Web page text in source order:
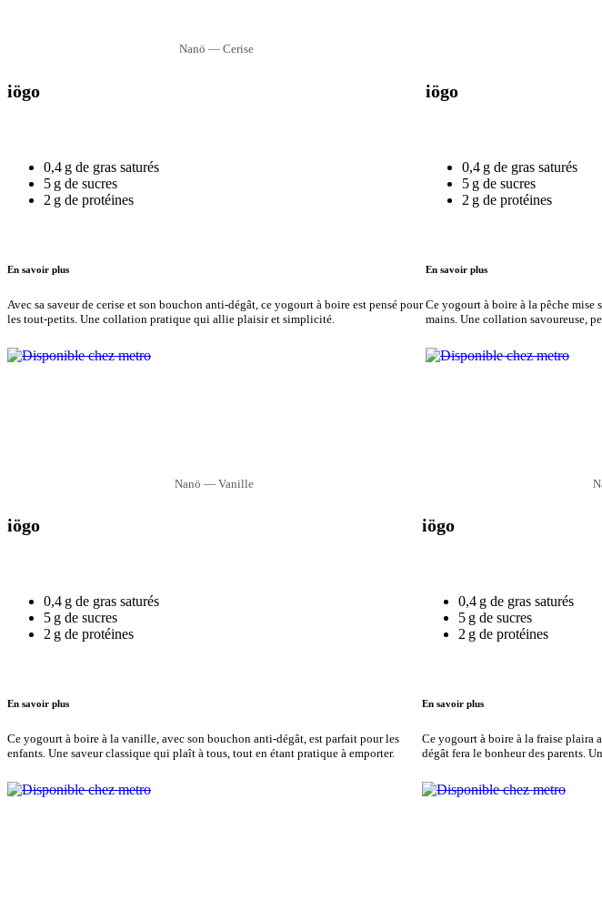
Nanö — Cerise
iögo
0,4 g de gras saturés
5 g de sucres
2 g de protéines
En savoir plus
Avec sa saveur de cerise et son bouchon anti-dégât, ce yogourt à boire est pensé pour
les tout-petits. Une collation pratique qui allie plaisir et simplicité.
iögo
0,4 g de gras saturés
5 g de sucres
2 g de protéines
En savoir plus
Ce yogourt à boire à la pêche
mains. Une collation savoureuse,
Nanö — Vanille
iögo
0,4 g de gras saturés
5 g de sucres
2 g de protéines
En savoir plus
Ce yogourt à boire à la vanille, avec son bouchon anti-dégât, est parfait pour les
enfants. Une saveur classique qui plaît à tous, tout en étant pratique à emporter.
iögo
0,4 g de gras saturés
5 g de sucres
2 g de protéines
En savoir plus
Ce yogourt à boire à la fraise plaira
dégât fera le bonheur des parents.